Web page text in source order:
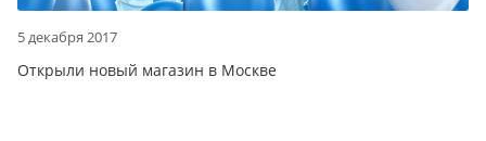
5 декабря 2017
Открыли новый магазин в Москве